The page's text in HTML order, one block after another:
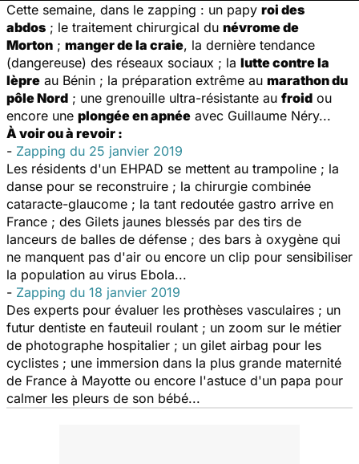
Cette semaine, dans le zapping : un papy roi des
abdos ; le traitement chirurgical du névrome de
Morton ; manger de la craie, la dernière tendance
(dangereuse) des réseaux sociaux ; la lutte contre la
lèpre au Bénin ; la préparation extrême au marathon du
pôle Nord ; une grenouille ultra-résistante au froid ou
encore une plongée en apnée avec Guillaume Néry...
À voir ou à revoir :
- Zapping du 25 janvier 2019
Les résidents d'un EHPAD se mettent au trampoline ; la
danse pour se reconstruire ; la chirurgie combinée
cataracte-glaucome ; la tant redoutée gastro arrive en
France ; des Gilets jaunes blessés par des tirs de
lanceurs de balles de défense ; des bars à oxygène qui
ne manquent pas d'air ou encore un clip pour sensibiliser
la population au virus Ebola...
- Zapping du 18 janvier 2019
Des experts pour évaluer les prothèses vasculaires ; un
futur dentiste en fauteuil roulant ; un zoom sur le métier
de photographe hospitalier ; un gilet airbag pour les
cyclistes ; une immersion dans la plus grande maternité
de France à Mayotte ou encore l'astuce d'un papa pour
calmer les pleurs de son bébé...